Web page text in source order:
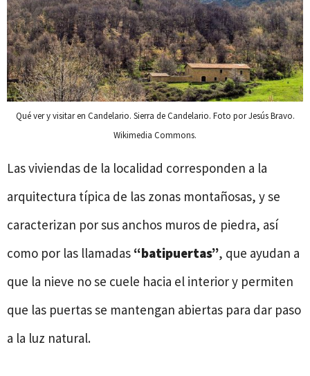
Qué ver y visitar en Candelario. Sierra de Candelario. Foto por Jesús Bravo.
Wikimedia Commons.
Las viviendas de la localidad corresponden a la
arquitectura típica de las zonas montañosas, y se
caracterizan por sus anchos muros de piedra, así
como por las llamadas “batipuertas”, que ayudan a
que la nieve no se cuele hacia el interior y permiten
que las puertas se mantengan abiertas para dar paso
a la luz natural.